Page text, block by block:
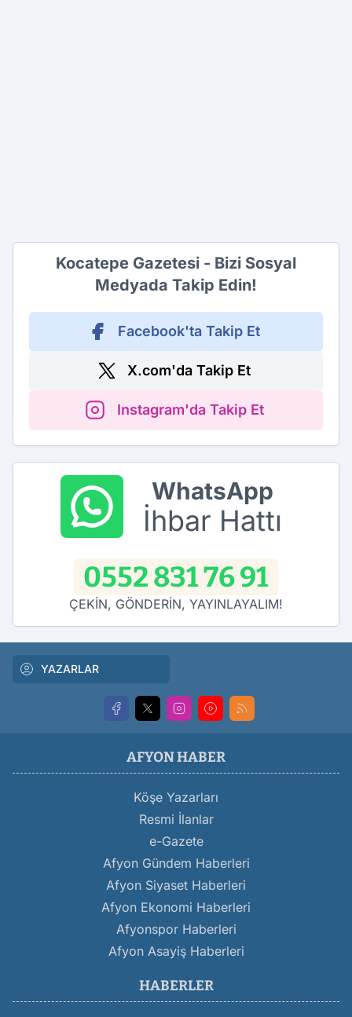
Kocatepe Gazetesi - Bizi Sosyal
Medyada Takip Edin!
Facebook'ta Takip Et
X.com'da Takip Et
Instagram'da Takip Et
WhatsApp
İhbar Hattı
0552 831 76 91
ÇEKİN, GÖNDERİN, YAYINLAYALIM!
YAZARLAR
AFYON HABER
Köşe Yazarları
Resmi İlanlar
e-Gazete
Afyon Gündem Haberleri
Afyon Siyaset Haberleri
Afyon Ekonomi Haberleri
Afyonspor Haberleri
Afyon Asayiş Haberleri
HABERLER